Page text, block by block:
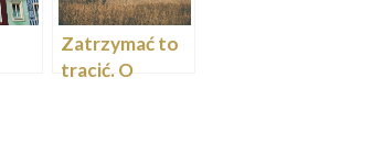
Zatrzymać to
tracić. O